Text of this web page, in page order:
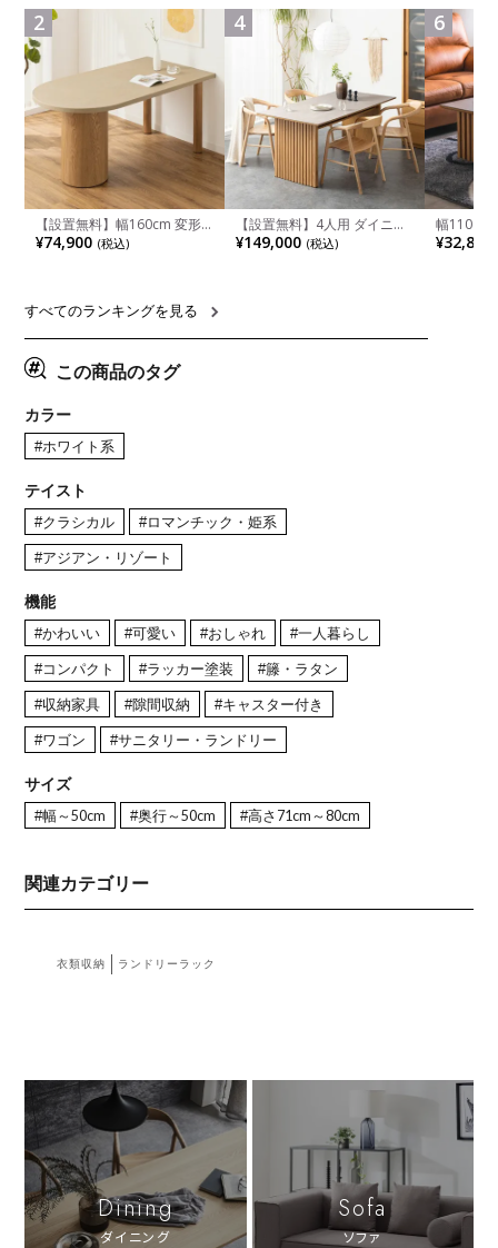
ュラル ブラウン 完成品
2
【設置無料】幅160cm 変形
半円 ダイニングテーブル モ
ルタル風 LENAS コンクリー
リア風 グレージュ
¥74,900 (税込)
4
【設置無料】4人用 ダイニン
グテーブルセット 5点 LUGA
セラミックテーブル おしゃれ
¥149,000 (税込)
れ ウッデ
ル グレー
6
幅110cm
木目調 リ
付き 長方
¥32,800
すべてのランキングを見る
この商品のタグ
カラー
#ホワイト系
テイスト
#クラシカル #ロマンチック・姫系
#アジアン・リゾート
機能
#かわいい #可愛い #おしゃれ #一人暮らし
#コンパクト #ラッカー塗装 #籐・ラタン
#収納家具 #隙間収納 #キャスター付き
#ワゴン #サニタリー・ランドリー
サイズ
#幅～50cm #奥行～50cm #高さ71cm～80cm
関連カテゴリー
衣類収納 ランドリーラック
Dining
ダイニング
Sofa
ソファ